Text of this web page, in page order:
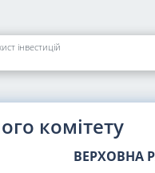
інвестицій
комітету
ВЕРХОВНА